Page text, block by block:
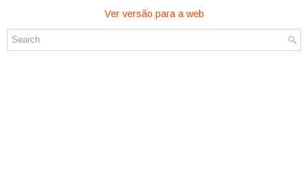
Ver versão para a web